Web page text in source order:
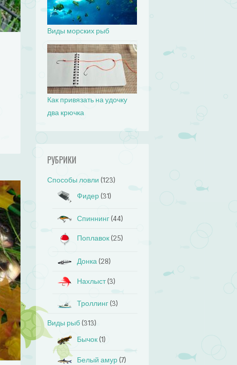
Виды морских рыб
Как привязать на удочку
два крючка
РУБРИКИ
Способы ловли (123)
Фидер (31)
Спиннинг (44)
Поплавок (25)
Донка (28)
Нахлыст(3)
Троллинг (3)
Виды рыб (313)
Бычок (1)
Белый амур (7)